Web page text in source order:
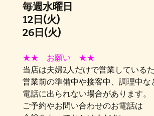
毎週水曜日
12日(火)
26日(火)
★★ お願い ★★
当店は夫婦2人だけで営業している
営業前の準備中や接客中、調理中な
電話に出られない場合があります。
ご予約やお問い合わせのお電話は